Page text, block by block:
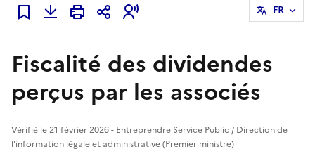
Ajouter à mes favoris
FR
Fiscalité des dividendes
perçus par les associés
Vérifié le 21 février 2026 - Entreprendre Service Public / Direction de
l'information légale et administrative (Premier ministre)